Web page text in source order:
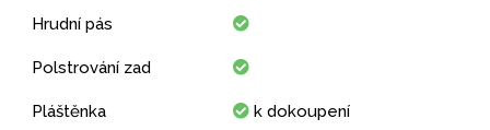
Hrudní pás
Polstrování zad
Pláštěnka k dokoupení